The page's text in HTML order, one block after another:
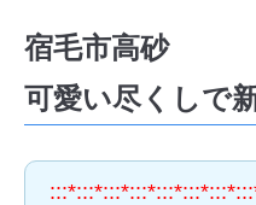
宿毛市高砂
可愛い尽くしで